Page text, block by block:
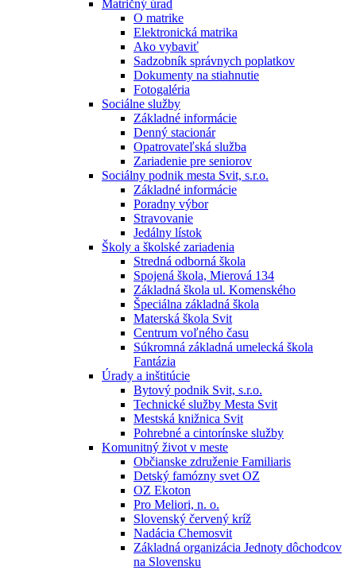
Matričný úrad
O matrike
Elektronická matrika
Ako vybaviť
Sadzobník správnych poplatkov
Dokumenty na stiahnutie
Fotogaléria
Sociálne služby
Základné informácie
Denný stacionár
Opatrovateľská služba
Zariadenie pre seniorov
Sociálny podnik mesta Svit, s.r.o.
Základné informácie
Poradny výbor
Stravovanie
Jedálny lístok
Školy a školské zariadenia
Stredná odborná škola
Spojená škola, Mierová 134
Základná škola ul. Komenského
Špeciálna základná škola
Materská škola Svit
Centrum voľného času
Súkromná základná umelecká škola
Fantázia
Úrady a inštitúcie
Bytový podnik Svit, s.r.o.
Technické služby Mesta Svit
Mestská knižnica Svit
Pohrebné a cintorínske služby
Komunitný život v meste
Občianske združenie Familiaris
Detský famózny svet OZ
OZ Ekoton
Pro Meliori, n. o.
Slovenský červený kríž
Nadácia Chemosvit
Základná organizácia Jednoty dôchodcov
na Slovensku